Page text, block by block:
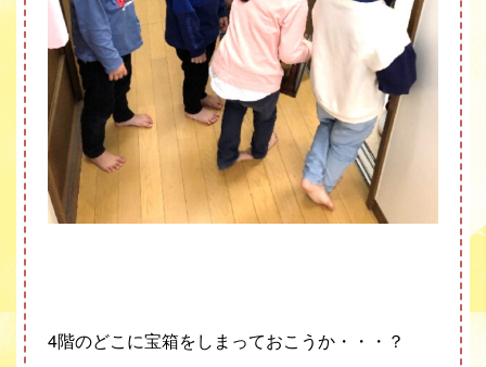
4階のどこに宝箱をしまっておこうか・・・？